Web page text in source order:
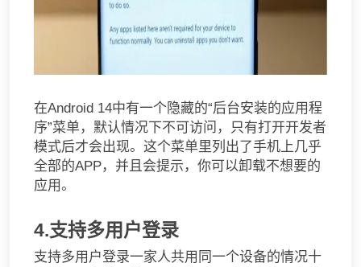
在Android 14中有一个隐藏的“后台安装的应用程
序”菜单，默认情况下不可访问，只有打开开发者
模式后才会出现。这个菜单里列出了手机上几乎
全部的APP，并且会提示，你可以卸载不想要的
应用。
4.支持多用户登录
支持多用户登录一家人共用同一个设备的情况十